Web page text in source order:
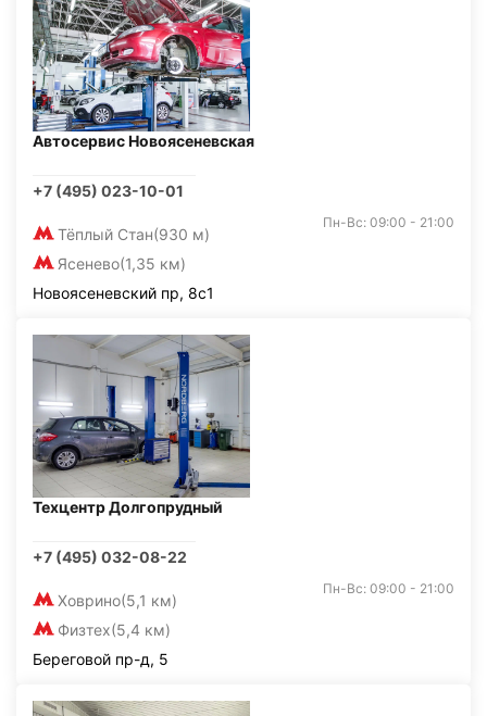
Автосервис Новоясеневская
+7 (495) 023-10-01
Тёплый Стан(930 м)
Ясенево(1,35 км)
Пн-Вс: 09:00 - 21:00
Новоясеневский пр, 8с1
Техцентр Долгопрудный
+7 (495) 032-08-22
Ховрино(5,1 км)
Физтех(5,4 км)
Пн-Вс: 09:00 - 21:00
Береговой пр-д, 5